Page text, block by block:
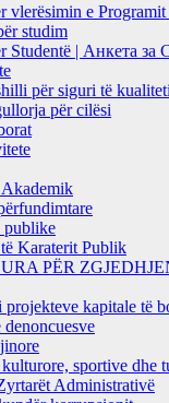
vlerësimin e
studim
Studentë | Анкета за
për siguri të
për cilësi
publike
Karaterit Publik
PËR
projekteve kapitale të
sportive dhe
Administrativë